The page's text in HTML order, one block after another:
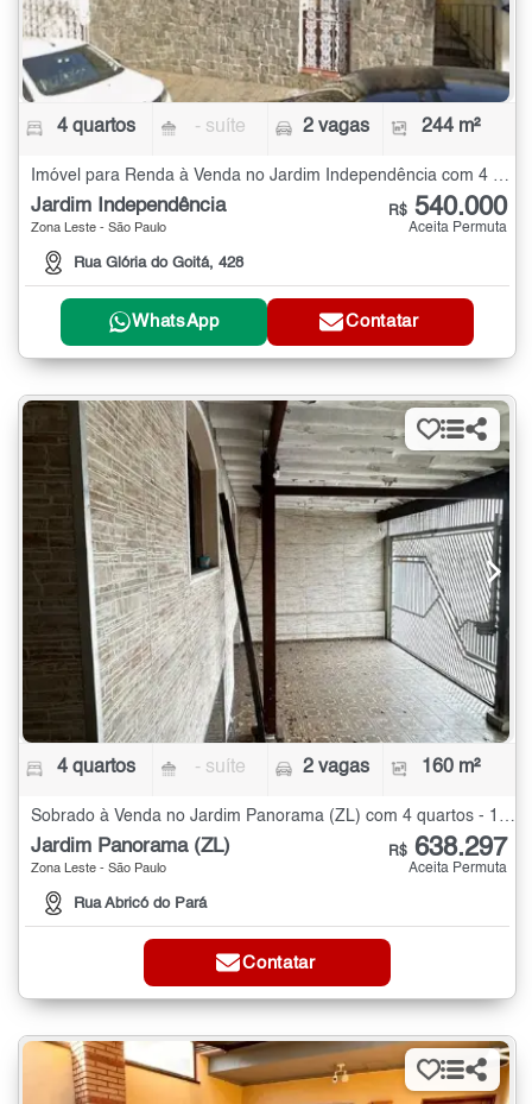
4 quartos - suíte 2 vagas 244 m²
Jardim Independência
Zona Leste - São Paulo
Rua Glória do Goitá, 428
R$ 540.000
Aceita Permuta
WhatsApp Contatar
4 quartos - suíte 2 vagas 160 m²
Sobrado à Venda no Jardim Panorama (ZL) com 4 quartos - 160 m²
Jardim Panorama (ZL)
Zona Leste - São Paulo
Rua Abricó do Pará
R$ 638.297
Aceita Permuta
Contatar